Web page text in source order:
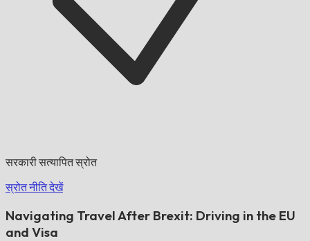
सरकारी सत्यापित स्रोत
स्रोत नीति देखें
Navigating Travel After Brexit: Driving in the EU
and Visa